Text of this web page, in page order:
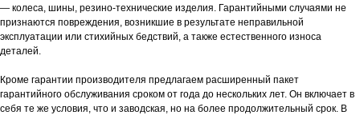
— колеса, шины, резино-технические изделия. Гарантийными случаями не
признаются повреждения, возникшие в результате неправильной
эксплуатации или стихийных бедствий, а также естественного износа
деталей.
Кроме гарантии производителя предлагаем расширенный пакет
гарантийного обслуживания сроком от года до нескольких лет. Он включает в
себя те же условия, что и заводская, но на более продолжительный срок. В